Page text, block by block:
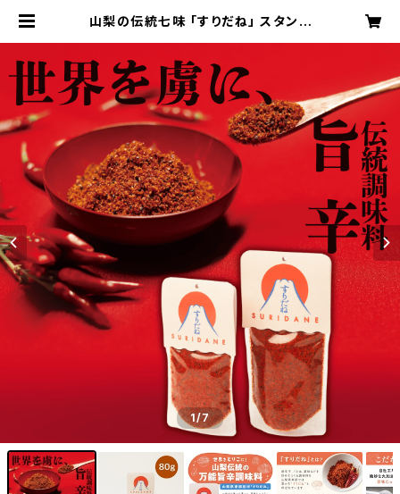
山梨の伝統七味 「すりだね」 スタンド
味料 一味 七味 詰め替え | 河口湖の
人気ほうとう店「ほうとう研究所」オン
ラインショップ
1/7